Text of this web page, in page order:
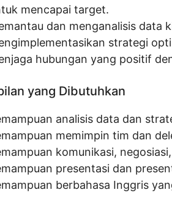
mencapai target.
dan menganalisis data
strategi
hubungan yang positif
yang Dibutuhkan
analisis data dan
memimpin tim dan
komunikasi,
presentasi dan
berbahasa Inggris